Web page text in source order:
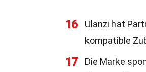
16
Ulanzi hat
kompatible
17
Die Marke